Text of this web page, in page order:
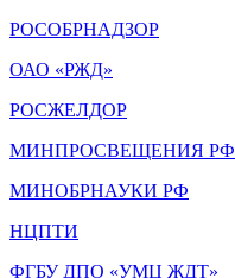
РОСОБРНАДЗОР
ОАО «РЖД»
РОСЖЕЛДОР
МИНПРОСВЕЩЕНИЯ РФ
МИНОБРНАУКИ РФ
НЦПТИ
ФГБУ ДПО «УМЦ ЖДТ»